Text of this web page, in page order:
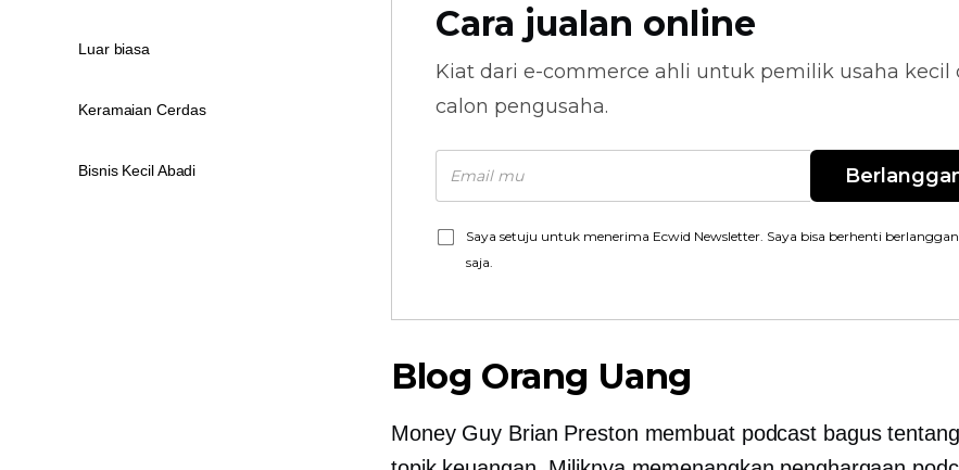
Cara jualan online
Kiat dari e-commerce ahli untuk pemilik usaha kecil
calon pengusaha.
Saya setuju untuk menerima Ecwid Newsletter. Saya bisa berhenti
saja.
Blog Orang Uang
Money Guy Brian Preston membuat podcast bagus
Luar biasa
Keramaian Cerdas
Bisnis Kecil Abadi